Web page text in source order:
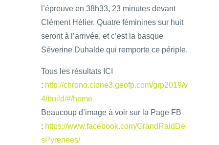
l’épreuve en 38h33, 23 minutes devant
Clément Hélier. Quatre féminines sur huit
seront à l’arrivée, et c’est la basque
Séverine Duhalde qui remporte ce périple.
Tous les résultats ICI
: http://chrono.clone3.geofp.com/grp2019/v
4/build/#/home
Beaucoup d’image à voir sur la Page FB
: https://www.facebook.com/GrandRaidDe
sPyrenees/